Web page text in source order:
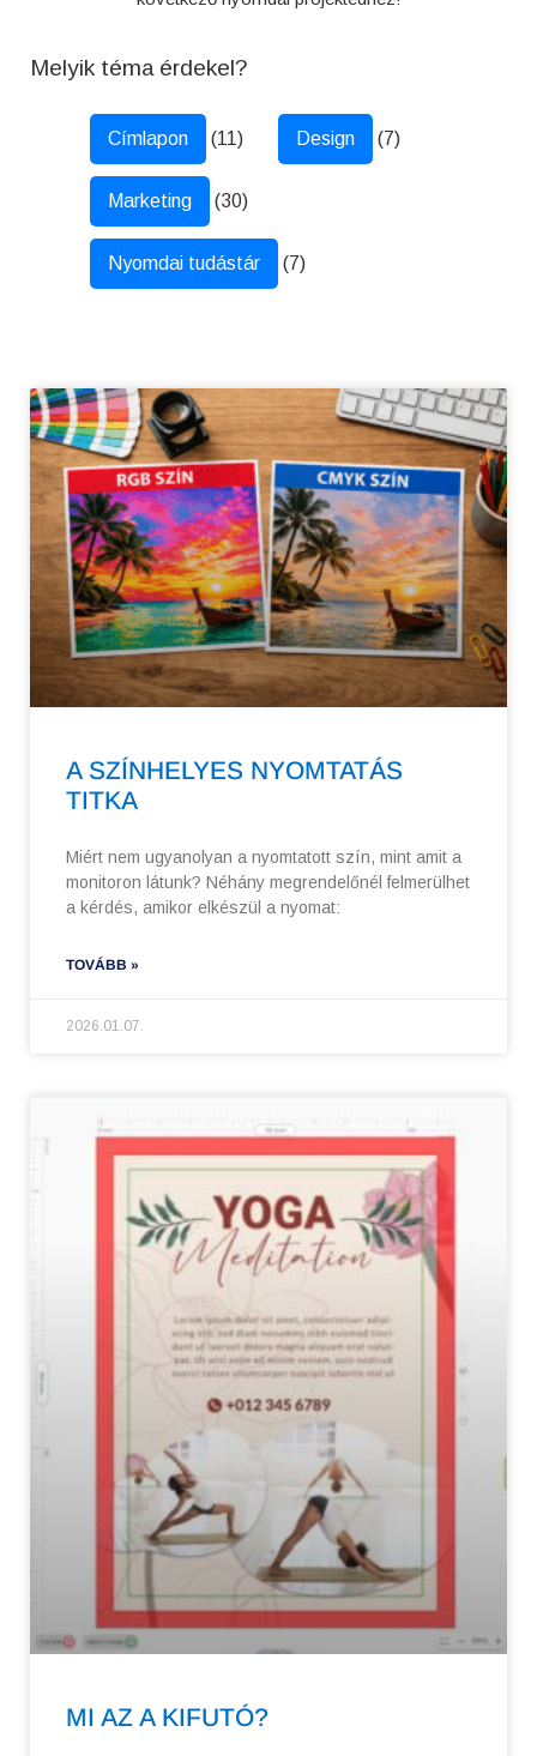
Melyik téma érdekel?
Címlapon (11) Design (7)
Marketing (30)
Nyomdai tudástár (7)
A SZÍNHELYES NYOMTATÁS
TITKA
Miért nem ugyanolyan a nyomtatott szín, mint amit a
monitoron látunk? Néhány megrendelőnél felmerülhet
a kérdés, amikor elkészül a nyomat:
TOVÁBB »
2026.01.07.
MI AZ A KIFUTÓ?